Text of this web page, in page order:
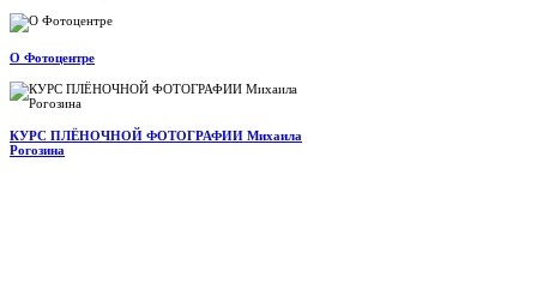
О Фотоцентре
КУРС ПЛЁНОЧНОЙ ФОТОГРАФИИ Михаила
Рогозина